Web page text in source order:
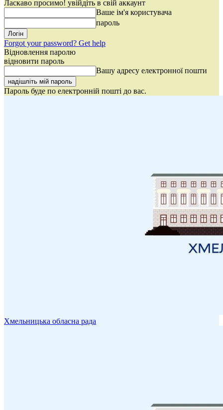
Ласкаво просимо! увійдіть в свій аккаунт
Ваше ім'я користувача
пароль
Forgot your password? Get help
Відновлення паролю
відновити пароль
Вашу адресу електронної пошти
Пароль буде по електронній пошті до вас.
Хмельницька обласна рада